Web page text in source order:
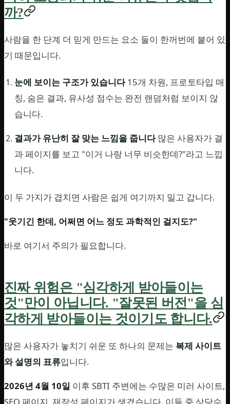
까?
사람을 한 단계 더 믿게 만드는 요소 둘이 한꺼번에 붙어 있
기 때문입니다.
눈에 보이는 구조가 있습니다15개 차원, 프로토타입 매
칭, 숨은 결과, 유사성 점수는 완전 랜덤처럼 보이지 않
습니다.
결과가 유난히 잘 맞는 느낌을 줍니다많은 사용자가 결
과 페이지를 보고 "이거 나랑 너무 비슷한데?"라고 느낍
니다.
이 두 가지가 겹치면 사람은 쉽게 여기까지 밀고 갑니다.
"웃기긴 한데, 어쩌면 어느 정도 과학적인 걸지도?"
바로 여기서 주의가 필요합니다.
진짜 위험은 "심각하게 받아들이는
것"만이 아닙니다. "잘못된 버전"을 심
각하게 받아들이는 것이기도 합니다.
많은 사용자가 놓치기 쉬운 또 하나의 문제는 복제 사이트
와 설명의 표류입니다.
2026년 4월 10일 이후 SBTI 주변에는 수많은 미러 사이트,